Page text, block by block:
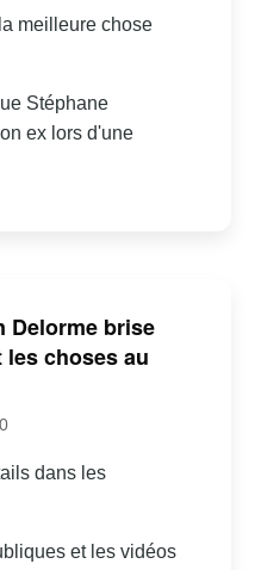
meilleure chose
Stéphane
ex lors d'une
Delorme brise
choses au
dans les
et les vidéos